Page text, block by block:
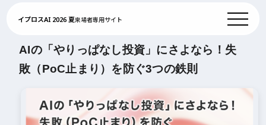
イプロスAI 2026 夏来場者専用サイト
AIの「やりっぱなし投資」にさよなら！失
敗（PoC止まり）を防ぐ3つの鉄則